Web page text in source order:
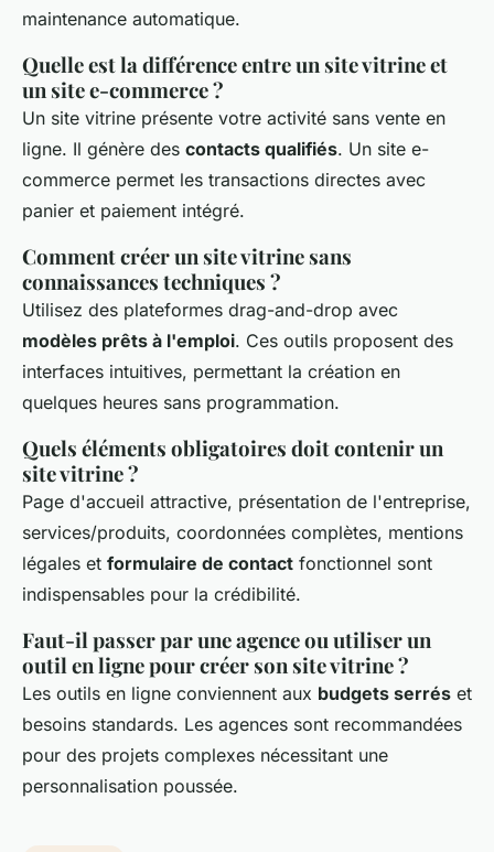
maintenance automatique.
Quelle est la différence entre un site vitrine et
un site e-commerce ?
Un site vitrine présente votre activité sans vente en
ligne. Il génère des contacts qualifiés. Un site e-
commerce permet les transactions directes avec
panier et paiement intégré.
Comment créer un site vitrine sans
connaissances techniques ?
Utilisez des plateformes drag-and-drop avec
modèles prêts à l'emploi. Ces outils proposent des
interfaces intuitives, permettant la création en
quelques heures sans programmation.
Quels éléments obligatoires doit contenir un
site vitrine ?
Page d'accueil attractive, présentation de l'entreprise,
services/produits, coordonnées complètes, mentions
légales et formulaire de contact fonctionnel sont
indispensables pour la crédibilité.
Faut-il passer par une agence ou utiliser un
outil en ligne pour créer son site vitrine ?
Les outils en ligne conviennent aux budgets serrés et
besoins standards. Les agences sont recommandées
pour des projets complexes nécessitant une
personnalisation poussée.